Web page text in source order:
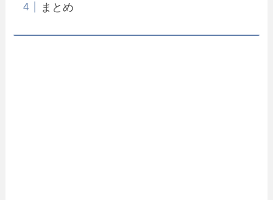
まとめ